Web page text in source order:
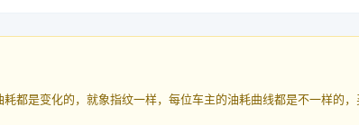
都是变化的，就象指纹一样，每位车主的油耗曲线都是不一样的